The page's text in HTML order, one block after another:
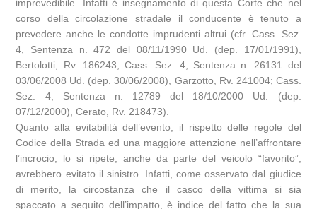
imprevedibile. Infatti è insegnamento di questa Corte che nel
corso della circolazione stradale il conducente è tenuto a
prevedere anche le condotte imprudenti altrui (cfr. Cass. Sez.
4, Sentenza n. 472 del 08/11/1990 Ud. (dep. 17/01/1991),
Bertolotti; Rv. 186243, Cass. Sez. 4, Sentenza n. 26131 del
03/06/2008 Ud. (dep. 30/06/2008), Garzotto, Rv. 241004; Cass.
Sez. 4, Sentenza n. 12789 del 18/10/2000 Ud. (dep.
07/12/2000), Cerato, Rv. 218473).
Quanto alla evitabilità dell’evento, il rispetto delle regole del
Codice della Strada ed una maggiore attenzione nell’affrontare
l’incrocio, lo si ripete, anche da parte del veicolo “favorito”,
avrebbero evitato il sinistro. Infatti, come osservato dal giudice
di merito, la circostanza che il casco della vittima si sia
spaccato a seguito dell’impatto, è indice del fatto che la sua